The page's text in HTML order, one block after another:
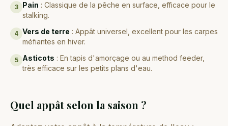
3 Pain : Classique de la pêche en surface, efficace pour le
stalking.
4 Vers de terre : Appât universel, excellent pour les carpes
méfiantes en hiver.
5 Asticots : En tapis d'amorçage ou au method feeder,
très efficace sur les petits plans d'eau.
Quel appât selon la saison ?